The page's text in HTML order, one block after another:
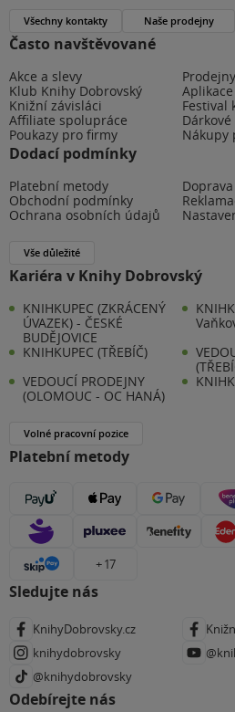
Často navštěvované
Akce a slevy
Prodejny
Klub Knihy Dobrovský
Knižní závisláci
Festival
Affiliate spolupráce
Poukazy pro firmy
Nákupy
Dodací podmínky
Platební metody
Doprava
Obchodní podmínky
Ochrana osobních údajů
Vše důležité
Kariéra v Knihy Dobrovský
KNIHKUPEC (ZKRÁCENÝ
ÚVAZEK) - ČESKÉ
BUDĚJOVICE
KNIHKUPEC (TŘEBÍČ)
VEDOUCÍ PRODEJNY
(OLOMOUC - OC HANÁ)
Volné pracovní pozice
Platební metody
+ 17
Sledujte nás
KnihyDobrovsky.cz
knihydobrovsky
@knihydobrovsky
Odebírejte nás
Všechny kontakty Naše prodejny